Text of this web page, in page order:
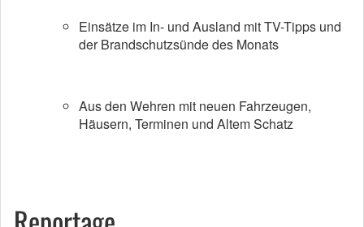
Einsätze im In- und Ausland mit TV-Tipps und
der Brandschutzsünde des Monats
Aus den Wehren mit neuen Fahrzeugen,
Häusern, Terminen und Altem Schatz